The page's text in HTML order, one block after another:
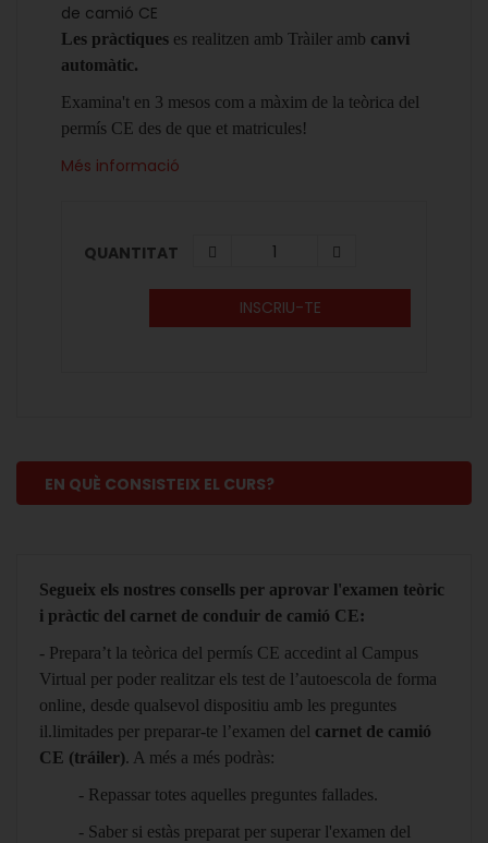
de camió CE
Les pràctiques es realitzen amb Tràiler amb canvi
automàtic.
Examina't en 3 mesos com a màxim de la teòrica del
permís CE des de que et matricules!
Més informació
QUANTITAT
INSCRIU-TE
EN QUÈ CONSISTEIX EL CURS?
Segueix els nostres consells per aprovar l'examen teòric
i pràctic del carnet de conduir de camió CE:
- Prepara’t la teòrica del permís CE accedint al Campus
Virtual per poder realitzar els test de l’autoescola de forma
online, desde qualsevol dispositiu amb les preguntes
il.limitades per preparar-te l’examen del carnet de camió
CE (tráiler). A més a més podràs:
- Repassar totes aquelles preguntes fallades.
- Saber si estàs preparat per superar l'examen del